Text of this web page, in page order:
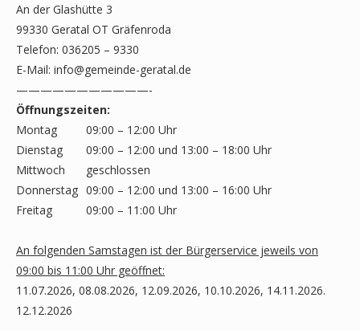
An der Glashütte 3
99330 Geratal OT Gräfenroda
Telefon: 036205 – 9330
E-Mail: info@gemeinde-geratal.de
———————————-
Öffnungszeiten:
Montag
09:00 – 12:00 Uhr
Dienstag
09:00 – 12:00 und 13:00 – 18:00 Uhr
Mittwoch
geschlossen
Donnerstag 09:00 – 12:00 und 13:00 – 16:00 Uhr
Freitag
09:00 – 11:00 Uhr
An folgenden Samstagen ist der Bürgerservice jeweils von
09:00 bis 11:00 Uhr geöffnet:
11.07.2026, 08.08.2026, 12.09.2026, 10.10.2026, 14.11.2026.
12.12.2026